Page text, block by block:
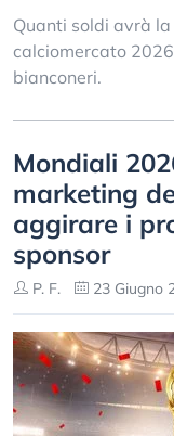
Quanti soldi avrà la
calciomercato
bianconeri.
Mondiali
marketing
aggirare i
sponsor
P. F. 23 Giugno